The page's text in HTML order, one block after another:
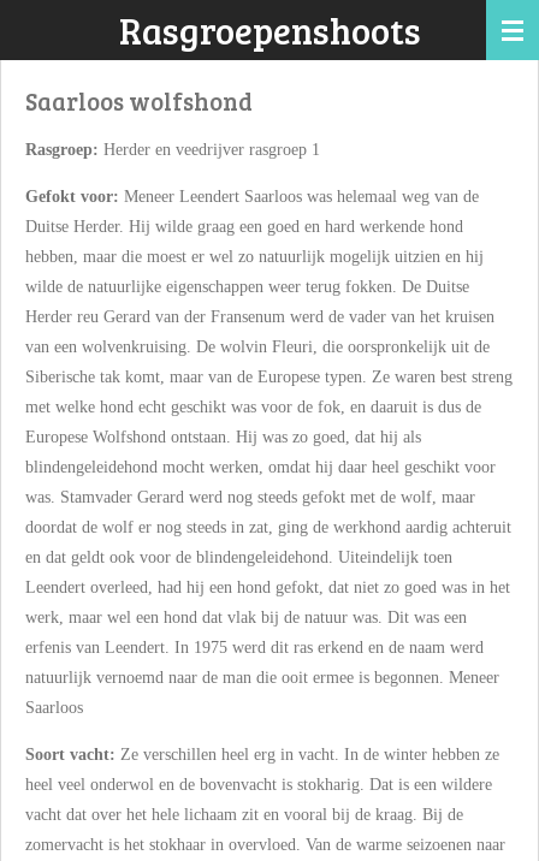
de
hoofdinhoud
Rasgroepenshoots
Saarloos wolfshond
Rasgroep: Herder en veedrijver rasgroep 1
Gefokt voor: Meneer Leendert Saarloos was helemaal weg van de
Duitse Herder. Hij wilde graag een goed en hard werkende hond
hebben, maar die moest er wel zo natuurlijk mogelijk uitzien en hij
wilde de natuurlijke eigenschappen weer terug fokken. De Duitse
Herder reu Gerard van der Fransenum werd de vader van het kruisen
van een wolvenkruising. De wolvin Fleuri, die oorspronkelijk uit de
Siberische tak komt, maar van de Europese typen. Ze waren best streng
met welke hond echt geschikt was voor de fok, en daaruit is dus de
Europese Wolfshond ontstaan. Hij was zo goed, dat hij als
blindengeleidehond mocht werken, omdat hij daar heel geschikt voor
was. Stamvader Gerard werd nog steeds gefokt met de wolf, maar
doordat de wolf er nog steeds in zat, ging de werkhond aardig achteruit
en dat geldt ook voor de blindengeleidehond. Uiteindelijk toen
Leendert overleed, had hij een hond gefokt, dat niet zo goed was in het
werk, maar wel een hond dat vlak bij de natuur was. Dit was een
erfenis van Leendert. In 1975 werd dit ras erkend en de naam werd
natuurlijk vernoemd naar de man die ooit ermee is begonnen. Meneer
Saarloos
Soort vacht: Ze verschillen heel erg in vacht. In de winter hebben ze
heel veel onderwol en de bovenvacht is stokharig. Dat is een wildere
vacht dat over het hele lichaam zit en vooral bij de kraag. Bij de
zomervacht is het stokhaar in overvloed. Van de warme seizoenen naar